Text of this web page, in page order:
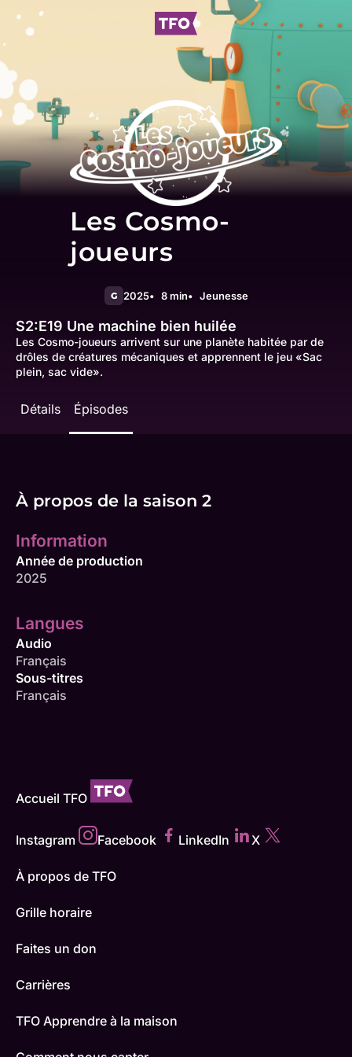
Les Cosmo-
joueurs
G 2025 8 min Jeunesse
S2:E19 Une machine bien huilée
Les Cosmo-joueurs arrivent sur une planète habitée par de
drôles de créatures mécaniques et apprennent le jeu «Sac
plein, sac vide».
Détails Épisodes
À propos de la saison 2
Information
Année de production
2025
Langues
Audio
Français
Sous-titres
Français
Accueil TFO
Instagram Facebook LinkedIn X
À propos de TFO
Grille horaire
Faites un don
Carrières
TFO Apprendre à la maison